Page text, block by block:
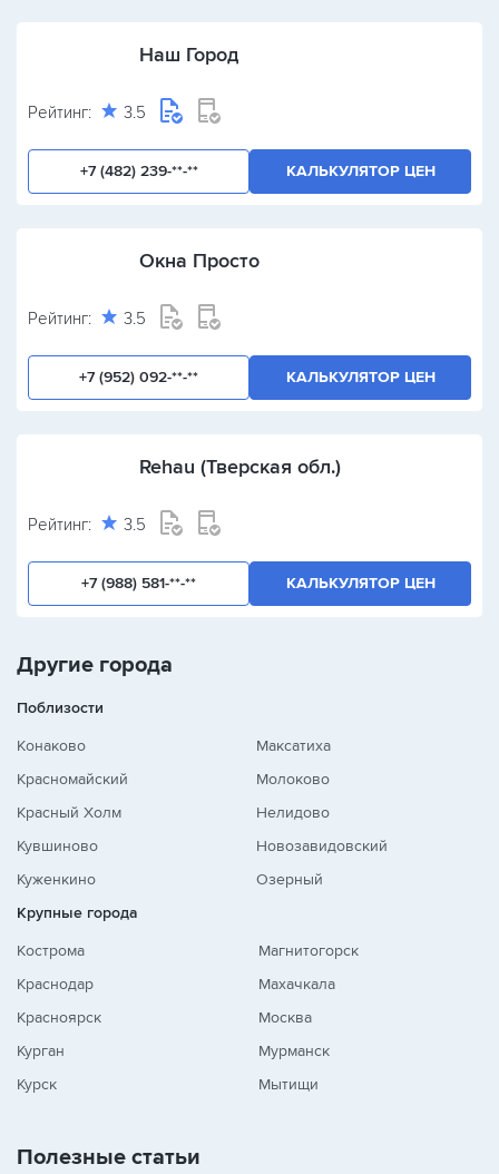
Наш Город
Рейтинг: 3.5
+7 (482) 239-**-** КАЛЬКУЛЯТОР ЦЕН
Окна Просто
Рейтинг: 3.5
+7 (952) 092-**-** КАЛЬКУЛЯТОР ЦЕН
Rehau (Тверская обл.)
Рейтинг: 3.5
+7 (988) 581-**-** КАЛЬКУЛЯТОР ЦЕН
Другие города
Поблизости
Конаково
Красномайский
Красный Холм
Кувшиново
Куженкино
Максатиха
Молоково
Нелидово
Новозавидовский
Озерный
Крупные города
Кострома
Краснодар
Красноярск
Курган
Курск
Магнитогорск
Махачкала
Москва
Мурманск
Мытищи
Полезные статьи